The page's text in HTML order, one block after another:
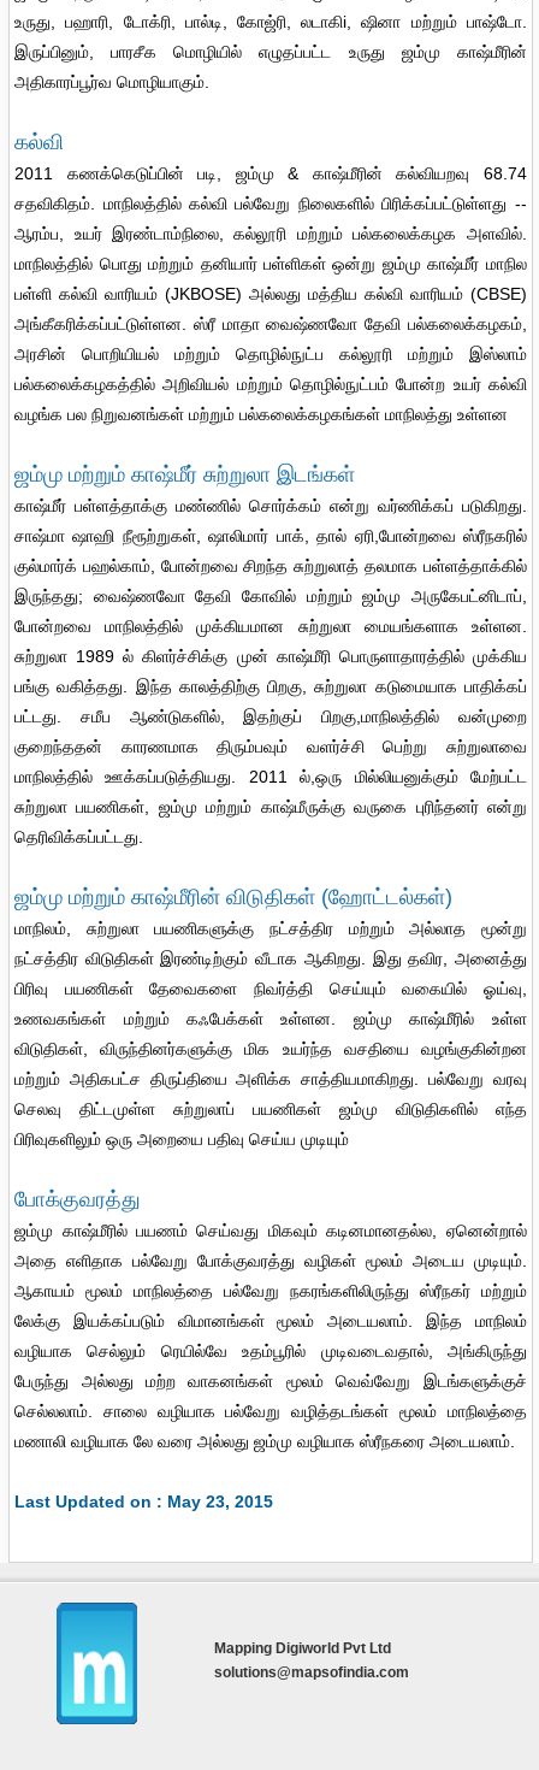
உருது, பஹாரி, டோக்ரி, பால்டி, கோஜ்ரி, லடாகிi, ஷினா மற்றும் பாஷ்டோ.
இருப்பினும், பாரசீக மொழியில் எழுதப்பட்ட உருது ஜம்மு காஷ்மீரின்
அதிகாரப்பூர்வ மொழியாகும்.
கல்வி
2011 கணக்கெடுப்பின் படி, ஜம்மு & காஷ்மீரின் கல்வியறவு 68.74
சதவிகிதம். மாநிலத்தில் கல்வி பல்வேறு நிலைகளில் பிரிக்கப்பட்டுள்ளது --
ஆரம்ப, உயர் இரண்டாம்நிலை, கல்லூரி மற்றும் பல்கலைக்கழக அளவில்.
மாநிலத்தில் பொது மற்றும் தனியார் பள்ளிகள் ஒன்று ஜம்மு காஷ்மீர் மாநில
பள்ளி கல்வி வாரியம் (JKBOSE) அல்லது மத்திய கல்வி வாரியம் (CBSE)
அங்கீகரிக்கப்பட்டுள்ளன. ஸ்ரீ மாதா வைஷ்ணவோ தேவி பல்கலைக்கழகம்,
அரசின் பொறியியல் மற்றும் தொழில்நுட்ப கல்லூரி மற்றும் இஸ்லாம்
பல்கலைக்கழகத்தில் அறிவியல் மற்றும் தொழில்நுட்பம் போன்ற உயர் கல்வி
வழங்க பல நிறுவனங்கள் மற்றும் பல்கலைக்கழகங்கள் மாநிலத்து உள்ளன
ஜம்மு மற்றும் காஷ்மீர் சுற்றுலா இடங்கள்
காஷ்மீர் பள்ளத்தாக்கு மண்ணில் சொர்க்கம் என்று வர்ணிக்கப் படுகிறது.
சாஷ்மா ஷாஹி நீரூற்றுகள், ஷாலிமார் பாக், தால் ஏரி,போன்றவை ஸ்ரீநகரில்
குல்மார்க் பஹல்காம், போன்றவை சிறந்த சுற்றுலாத் தலமாக பள்ளத்தாக்கில்
இருந்தது; வைஷ்ணவோ தேவி கோவில் மற்றும் ஜம்மு அருகேபட்னிடாப்,
போன்றவை மாநிலத்தில் முக்கியமான சுற்றுலா மையங்களாக உள்ளன.
சுற்றுலா 1989 ல் கிளர்ச்சிக்கு முன் காஷ்மீரி பொருளாதாரத்தில் முக்கிய
பங்கு வகித்தது. இந்த காலத்திற்கு பிறகு, சுற்றுலா கடுமையாக பாதிக்கப்
பட்டது. சமீப ஆண்டுகளில், இதற்குப் பிறகு,மாநிலத்தில் வன்முறை
குறைந்ததன் காரணமாக திரும்பவும் வளர்ச்சி பெற்று சுற்றுலாவை
மாநிலத்தில் ஊக்கப்படுத்தியது. 2011 ல்,ஒரு மில்லியனுக்கும் மேற்பட்ட
சுற்றுலா பயணிகள், ஜம்மு மற்றும் காஷ்மீருக்கு வருகை புரிந்தனர் என்று
தெரிவிக்கப்பட்டது.
ஜம்மு மற்றும் காஷ்மீரின் விடுதிகள் (ஹோட்டல்கள்)
மாநிலம், சுற்றுலா பயணிகளுக்கு நட்சத்திர மற்றும் அல்லாத மூன்று
நட்சத்திர விடுதிகள் இரண்டிற்கும் வீடாக ஆகிறது. இது தவிர, அனைத்து
பிரிவு பயணிகள் தேவைகளை நிவர்த்தி செய்யும் வகையில் ஓய்வு,
உணவகங்கள் மற்றும் கஃபேக்கள் உள்ளன. ஜம்மு காஷ்மீரில் உள்ள
விடுதிகள், விருந்தினர்களுக்கு மிக உயர்ந்த வசதியை வழங்குகின்றன
மற்றும் அதிகபட்ச திருப்தியை அளிக்க சாத்தியமாகிறது. பல்வேறு வரவு
செலவு திட்டமுள்ள சுற்றுலாப் பயணிகள் ஜம்மு விடுதிகளில் எந்த
பிரிவுகளிலும் ஒரு அறையை பதிவு செய்ய முடியும்
போக்குவரத்து
ஜம்மு காஷ்மீரில் பயணம் செய்வது மிகவும் கடினமானதல்ல, ஏனென்றால்
அதை எளிதாக பல்வேறு போக்குவரத்து வழிகள் மூலம் அடைய முடியும்.
ஆகாயம் மூலம் மாநிலத்தை பல்வேறு நகரங்களிலிருந்து ஸ்ரீநகர் மற்றும்
லேக்கு இயக்கப்படும் விமானங்கள் மூலம் அடையலாம். இந்த மாநிலம்
வழியாக செல்லும் ரெயில்வே உதம்பூரில் முடிவடைவதால், அங்கிருந்து
பேருந்து அல்லது மற்ற வாகனங்கள் மூலம் வெவ்வேறு இடங்களுக்குச்
செல்லலாம். சாலை வழியாக பல்வேறு வழித்தடங்கள் மூலம் மாநிலத்தை
மணாலி வழியாக லே வரை அல்லது ஜம்மு வழியாக ஸ்ரீநகரை அடையலாம்.
Last Updated on : May 23, 2015
Mapping Digiworld Pvt Ltd
solutions@mapsofindia.com